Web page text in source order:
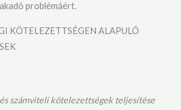
problémáért.
KÖTELEZETTSÉGEN ALAPULÓ
számviteli kötelezettségek teljesítése